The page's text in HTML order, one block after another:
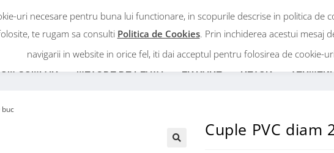
Intra in cont
buc
Cuple PVC diam
uri necesare pentru buna lui functionare, in scopurile descrise in politica de
te rugam sa consulti Politica de Cookies. Prin inchiderea acestui mesaj
navigarii in website in orice fel, iti dai acceptul pentru folosirea de cookie-